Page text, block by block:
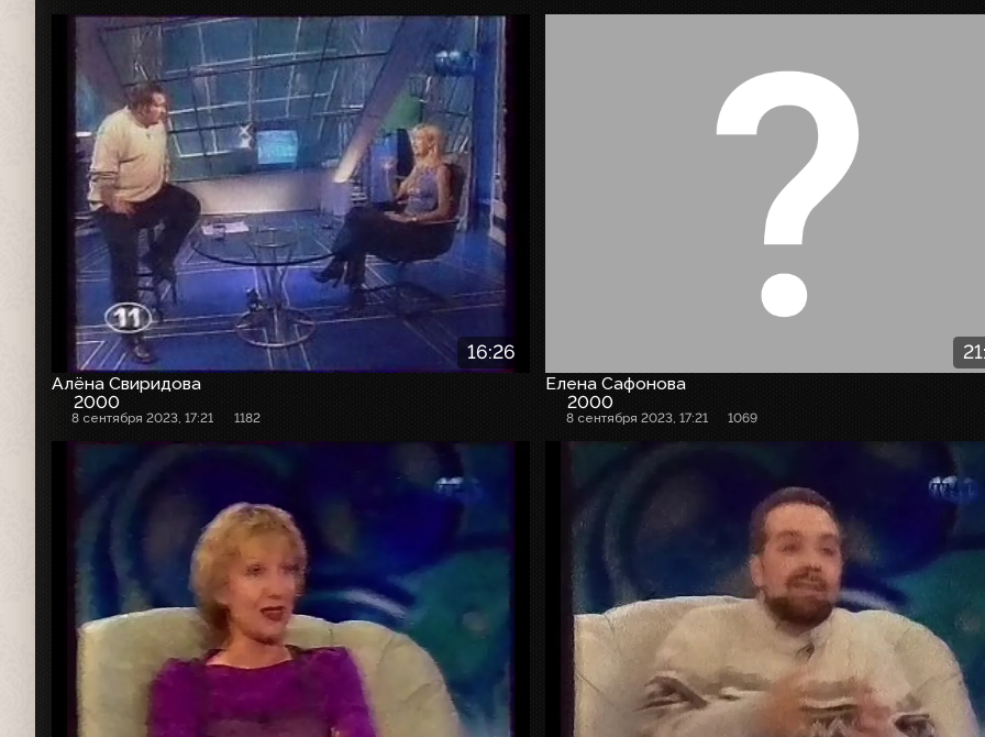
16:26
Алёна Свиридова
2000
8 сентября 2023, 17:21 1182
Елена Сафонова
2000
8 сентября 2023, 17:21 1069